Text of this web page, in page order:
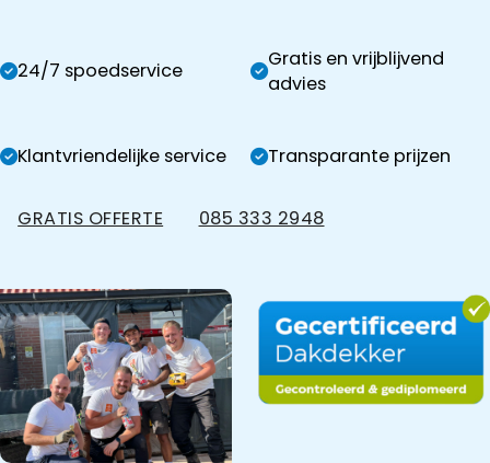
24/7 spoedservice
Gratis en vrijblijvend
advies
Klantvriendelijke service Transparante prijzen
GRATIS OFFERTE 085 333 2948